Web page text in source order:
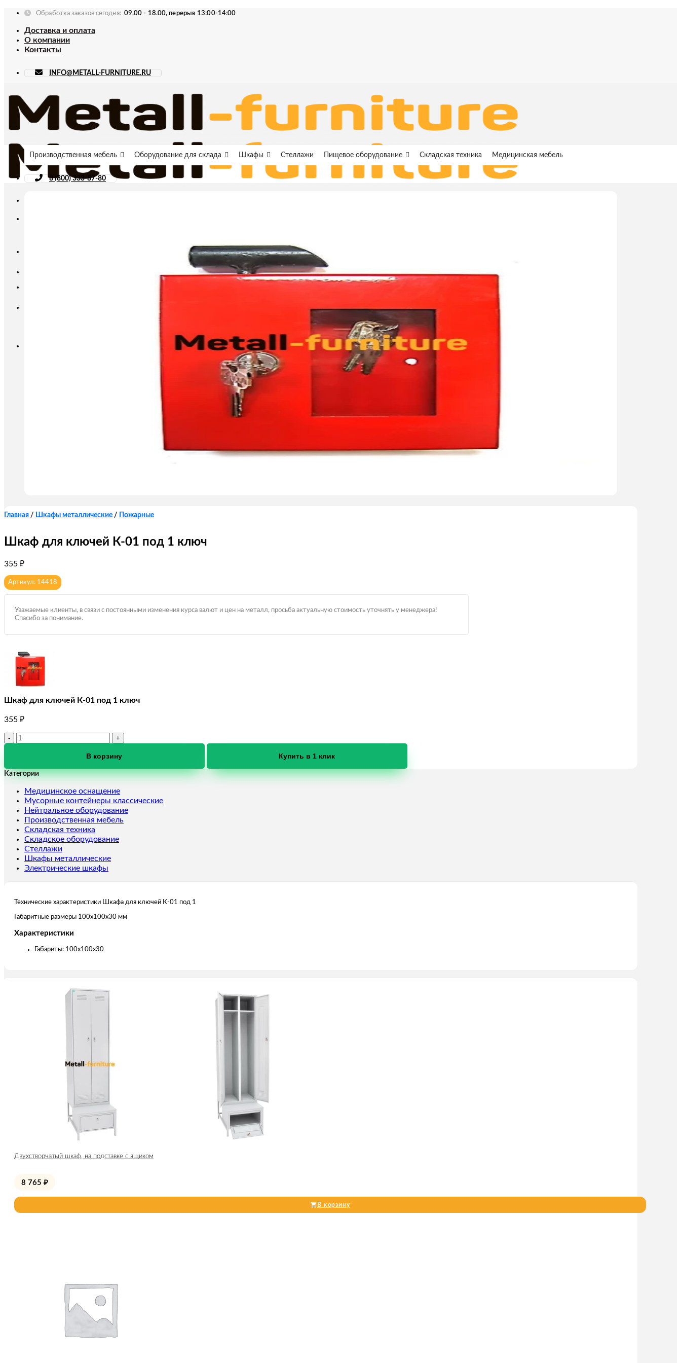
Skip
content
Обработка заказов сегодня: 09.00 - 18.00, перерыв 13:00-14:00
Доставка и оплата
О компании
Контакты
INFO@METALL-FURNITURE.RU
Производственная мебель Оборудование для склада Шкафы Стеллажи Пищевое оборудование Складская техника Медицинская мебель
8 (800) 333-87-80
Главная / Шкафы металлические / Пожарные
Шкаф для ключей К-01 под 1 ключ
355 ₽
Артикул: 14418
Уважаемые клиенты, в связи с постоянными изменения курса валют и цен на металл, просьба актуальную стоимость уточнять у менеджера!
Спасибо за понимание.
Шкаф для ключей К-01 под 1 ключ
355 ₽
Количество
ключей
под
1
ключ
В корзину Купить в 1 клик
Категории
Медицинское оснащение
Мусорные контейнеры классические
Нейтральное оборудование
Производственная мебель
Складская техника
Складское оборудование
Стеллажи
Шкафы металлические
Электрические шкафы
Технические характеристики Шкафа для ключей К-01 под 1
Габаритные размеры 100x100x30 мм
Характеристики
Габариты: 100x100x30
Двухстворчатый шкаф, на подставке с ящиком
8 765 ₽
В корзину